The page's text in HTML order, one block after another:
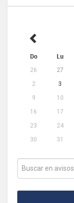
Do Lu
26 27
2
3
9
10
16
17
23
24
30
31